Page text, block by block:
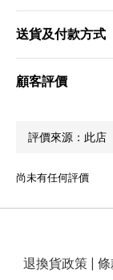
送貨及付款方式
顧客評價
尚未有任何評價
退換貨政策| 條